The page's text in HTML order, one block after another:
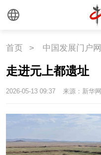
中国瓷
海洋
首页 > 中国发展门户网
走进元上都遗址
2026-05-13 09:37 来源：新华网